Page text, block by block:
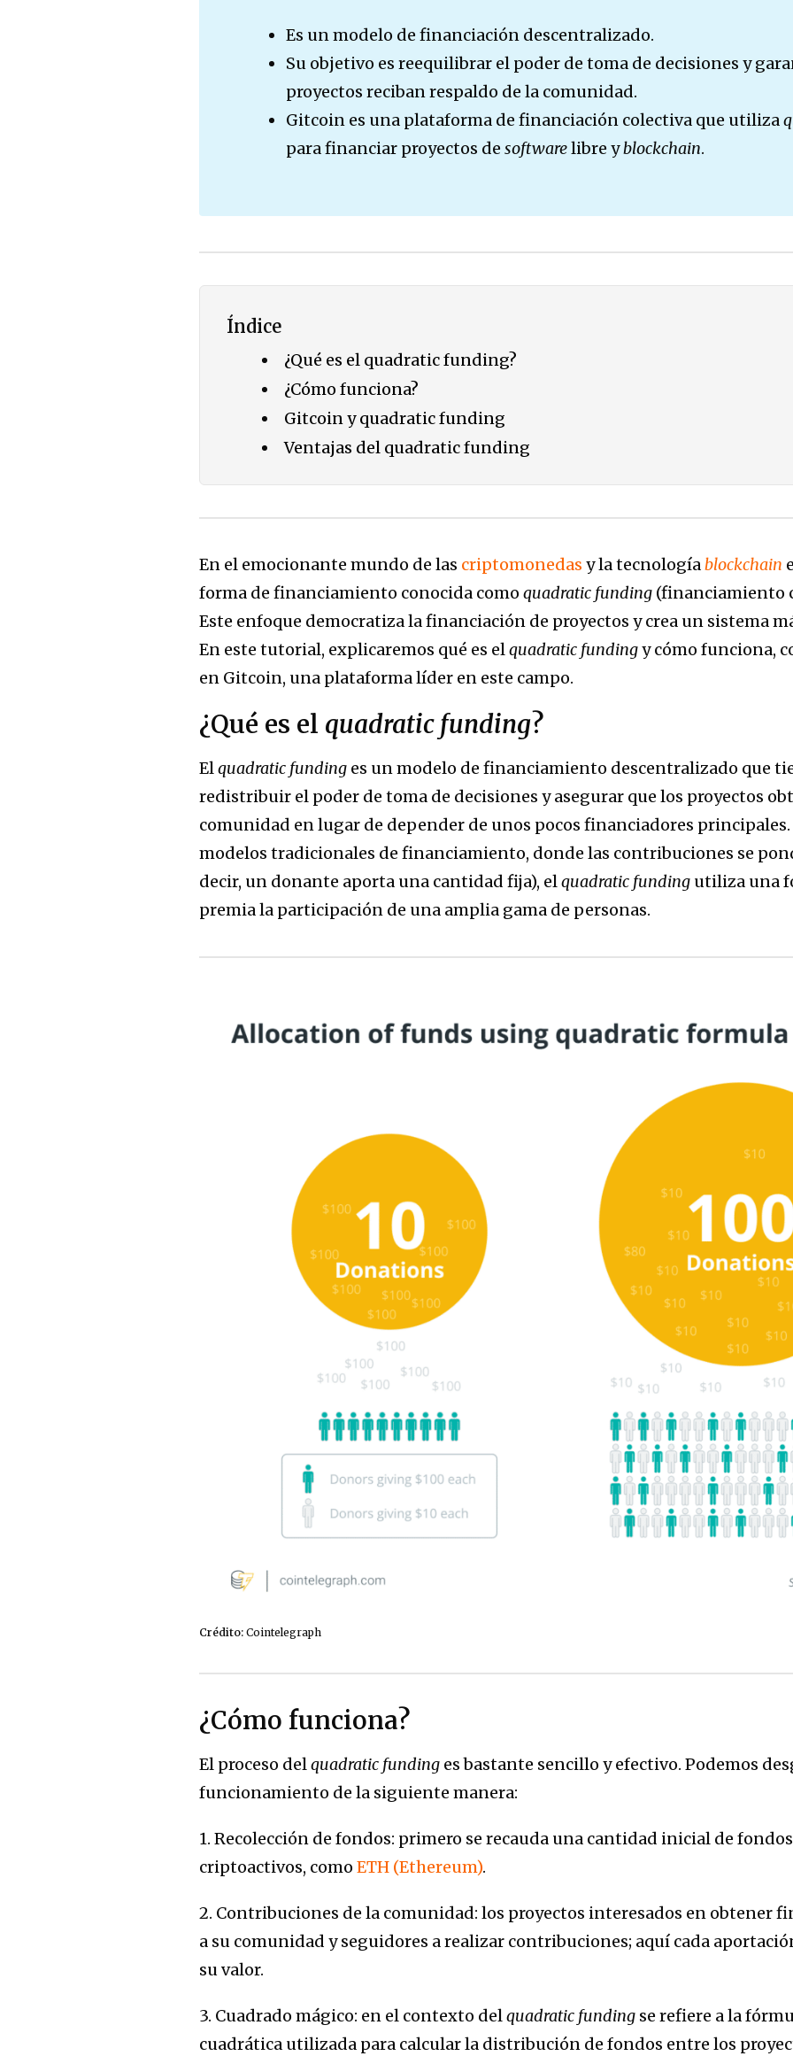
Es un modelo de financiación descentralizado.
Su objetivo es reequilibrar el poder de toma de decisiones y
proyectos reciban respaldo de la comunidad.
Gitcoin es una plataforma de financiación colectiva que utiliza
para financiar proyectos desoftwarelibre yblockchain.
Índice
¿Qué es el quadratic funding?
¿Cómo funciona?
Gitcoin y quadratic funding
Ventajas del quadratic funding
En el emocionante mundo de las criptomonedas y la tecnologíablockchain
forma de financiamiento conocida comoquadratic funding (financiamiento
Este enfoque democratiza la financiación de proyectos y crea un sistema
En este tutorial, explicaremos qué es elquadratic fundingy cómo funciona,
en Gitcoin, una plataforma líder en este campo.
¿Qué es el quadratic funding?
Elquadratic funding es un modelo de financiamiento descentralizado que
redistribuir el poder de toma de decisiones y asegurar que los proyectos
comunidad en lugar de depender de unos pocos financiadores
modelos tradicionales de financiamiento, donde las contribuciones se
decir, un donante aporta una cantidad fija), elquadratic funding utiliza una
premia la participación de una amplia gama de personas.
Crédito:Cointelegraph
¿Cómo funciona?
El proceso delquadratic funding es bastante sencillo y efectivo. Podemos
funcionamiento de la siguiente manera:
1. Recolección de fondos: primero se recauda una cantidad inicial de
criptoactivos, comoETH (Ethereum).
2. Contribuciones de la comunidad: los proyectos interesados en obtener
a su comunidad y seguidores a realizar contribuciones; aquí cada
su valor.
3. Cuadrado mágico: en el contexto delquadratic funding se refiere a la
cuadrática utilizada para calcular la distribución de fondos entre los